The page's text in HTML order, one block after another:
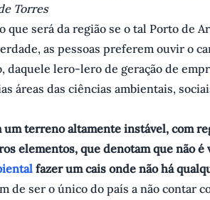
Torres
que será da região se o tal Porto de
as pessoas preferem ouvir o
daquele lero-lero de geração de
áreas das ciências ambientais,
terreno altamente instável, com
elementos, que denotam que não é
fazer um cais onde não há
de ser o único do país a não contar